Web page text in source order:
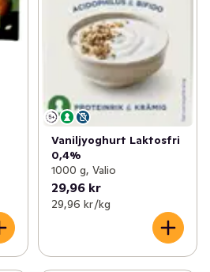
Vaniljyoghurt Laktosfri
0,4%
1000 g, Valio
29,96 kr
29,96 kr /kg